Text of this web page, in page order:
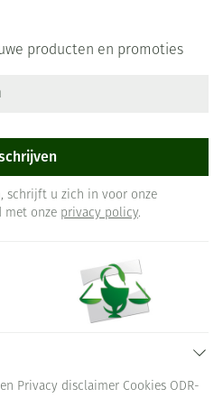
producten en promoties
schrijft u zich in voor onze
met onze privacy policy.
Privacy disclaimer Cookies ODR-